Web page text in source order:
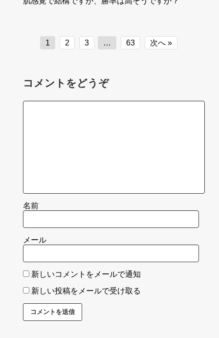
1 2 3 … 63 次へ »
コメントをどうぞ
名前
メール
新しいコメントをメールで通知
新しい投稿をメールで受け取る